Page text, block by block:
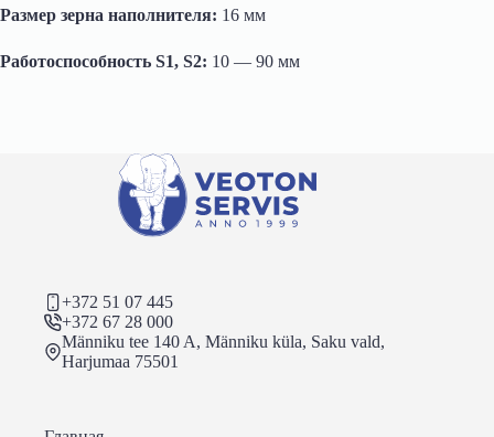
Размер зерна наполнителя: 16 мм
Работоспособность S1, S2: 10 — 90 мм
+372 51 07 445
+372 67 28 000
Männiku tee 140 A, Männiku küla, Saku vald,
Harjumaa 75501